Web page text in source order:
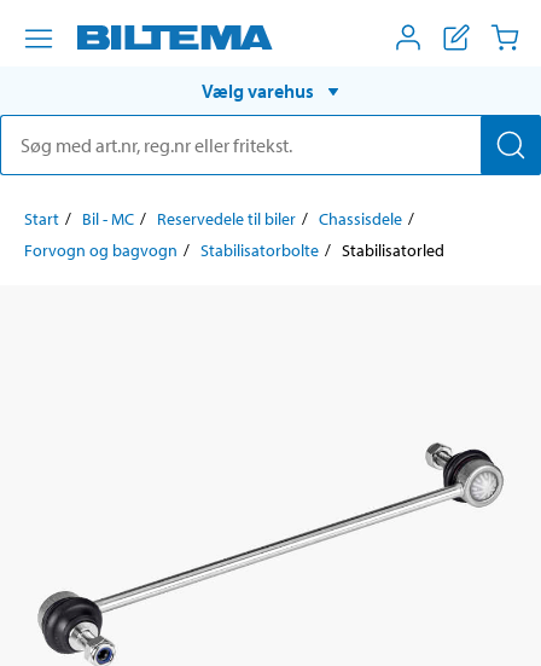
Vælg varehus
Start Bil - MC Reservedele til biler
Chassisdele
Forvogn og bagvogn
Stabilisatorbolte Stabilisatorled